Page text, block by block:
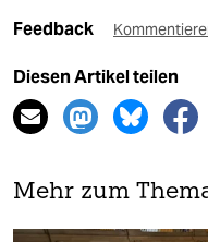
Feedback
Diesen Artikel teilen
Mehr zum